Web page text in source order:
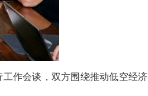
作会谈，双方围绕推动低空经济